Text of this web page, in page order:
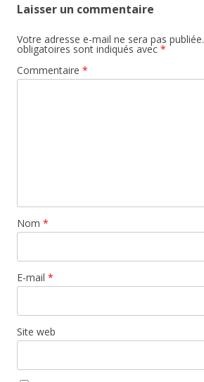
Laisser un commentaire
Votre adresse e-mail ne sera pas publiée.
obligatoires sont indiqués avec *
Commentaire *
Nom *
E-mail *
Site web